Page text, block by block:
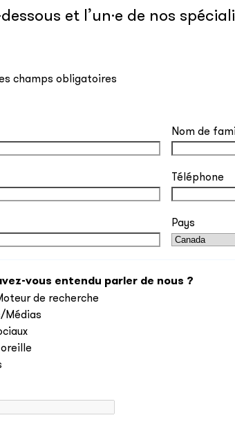
et l’un·e de nos
champs obligatoires
Nom de
Téléphone
Pays
vous entendu parler de nous ?
de recherche
Médias